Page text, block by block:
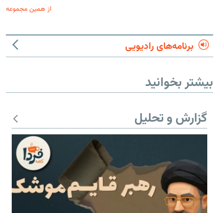
از همین مجموعه
برنامه‌های رادیویی
بیشتر بخوانید
گزارش و تحلیل